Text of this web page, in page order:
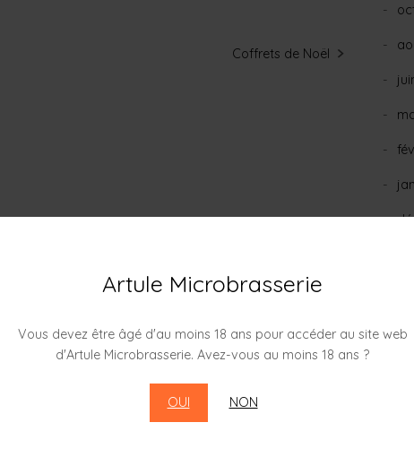
Artule Microbrasserie
Vous devez être âgé d'au moins 18 ans pour accéder au site web
d'Artule Microbrasserie. Avez-vous au moins 18 ans ?
OUI NON
Coffrets de Noël